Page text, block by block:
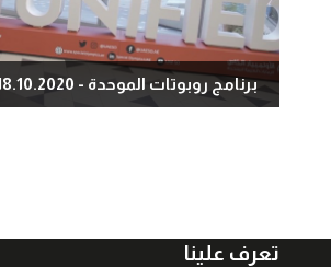
برنامج روبوتات الموحدة - 18.10.2020
تعرف علينا